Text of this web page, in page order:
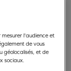
les
une
et
mesurer l'audience et
de vous
géolocalisés, et de
sociaux.